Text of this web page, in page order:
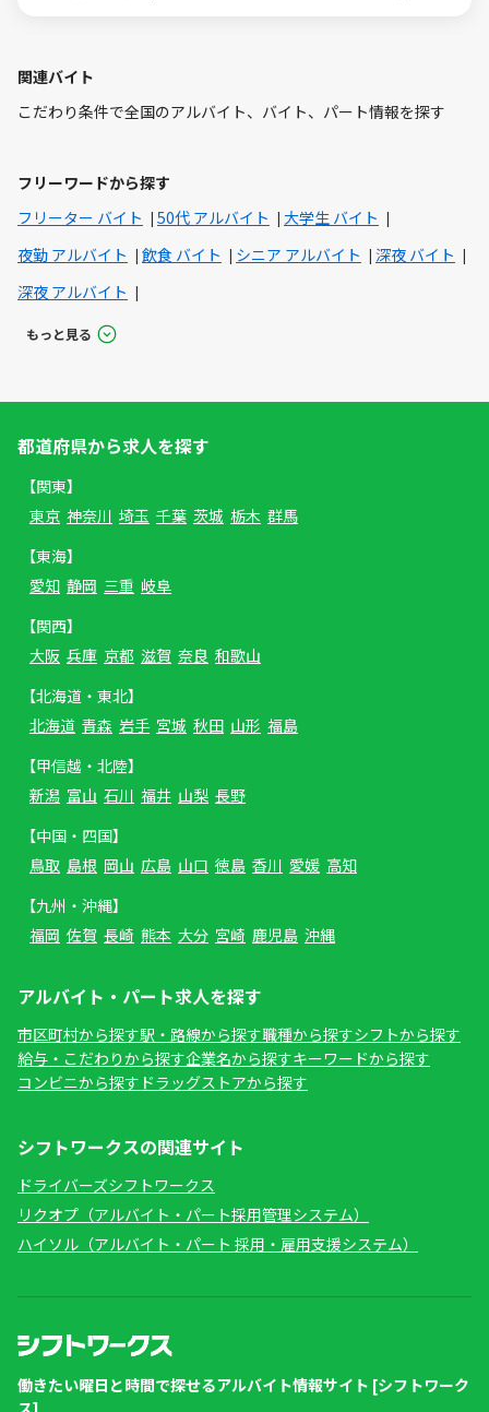
関連バイト
こだわり条件で全国のアルバイト、バイト、パート情報を探す
フリーワードから探す
フリーター バイト
50代 アルバイト
大学生 バイト
夜勤 アルバイト
飲食 バイト シニア アルバイト
深夜 バイト
深夜 アルバイト
もっと見る
都道府県から求人を探す
【関東】
東京 神奈川 埼玉 千葉 茨城 栃木 群馬
【東海】
愛知 静岡 三重 岐阜
【関西】
大阪 兵庫 京都 滋賀 奈良 和歌山
【北海道・東北】
北海道 青森 岩手 宮城 秋田 山形 福島
【甲信越・北陸】
新潟 富山 石川 福井 山梨 長野
【中国・四国】
鳥取 島根 岡山 広島 山口 徳島 香川 愛媛 高知
【九州・沖縄】
福岡 佐賀 長崎 熊本 大分 宮崎 鹿児島 沖縄
アルバイト・パート求人を探す
市区町村から探す駅・路線から探す職種から探すシフトから探す
給与・こだわりから探す企業名から探すキーワードから探す
コンビニから探す ドラッグストアから探す
シフトワークスの関連サイト
ドライバーズシフトワークス
リクオプ（アルバイト・パート採用管理システム）
ハイソル（アルバイト・パート 採用・雇用支援システム）
働きたい曜日と時間で探せるアルバイト情報サイト [シフトワーク
ス]